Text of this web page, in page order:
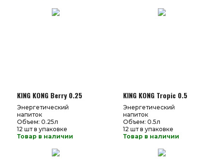
KING KONG Berry 0.25
Энергетический
напиток
Объем: 0.25л
12 шт в упаковке
Товар в наличии
KING KONG Tropic 0.5
Энергетический
напиток
Объем: 0.5л
12 шт в упаковке
Товар в наличии